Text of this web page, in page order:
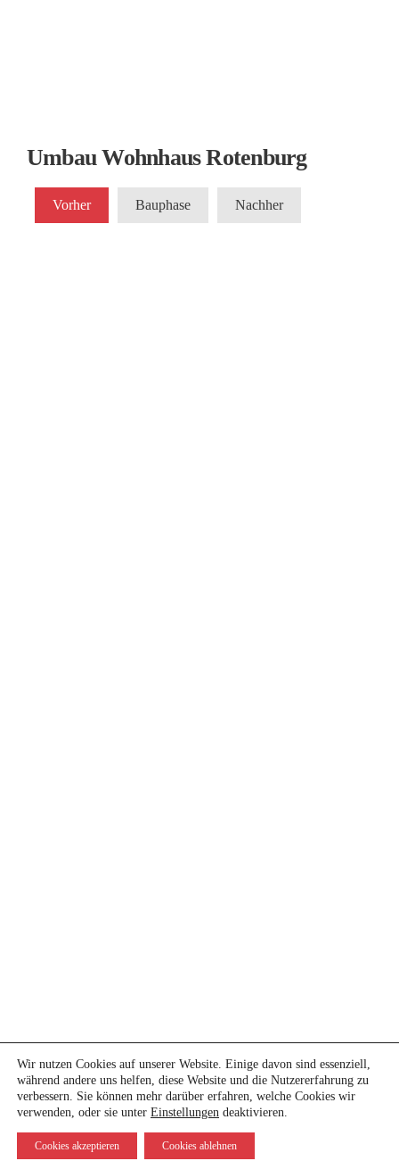
Umbau Wohnhaus Rotenburg
Vorher Bauphase Nachher
©2026 Tegtmeier Bausanierungs-GmbH
Impressum| Datenschutz
Wir nutzen Cookies auf unserer Website. Einige davon sind essenziell,
während andere uns helfen, diese Website und die Nutzererfahrung zu
verbessern. Sie können mehr darüber erfahren, welche Cookies wir
verwenden, oder sie unter Einstellungen deaktivieren.
Cookies akzeptieren Cookies ablehnen